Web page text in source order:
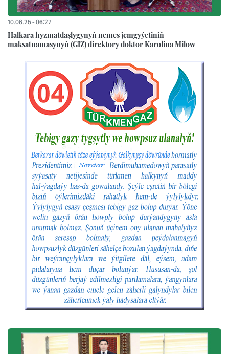
10.06.25 - 06:27
Halkara hyzmatdaşlygynyň nemes jemgyýetiniň
maksatnamasynyň (GIZ) direktory doktor Karolina Milow